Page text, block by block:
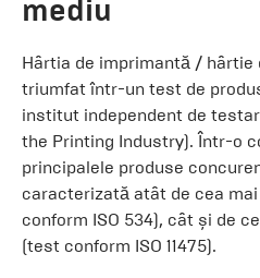
mediu
Hârtia de imprimantă / hârtie
triumfat într-un test de
institut independent de
the Printing Industry). Într-o
principalele produse
caracterizată atât de cea
conform ISO 534), cât și de
(test conform ISO 11475).